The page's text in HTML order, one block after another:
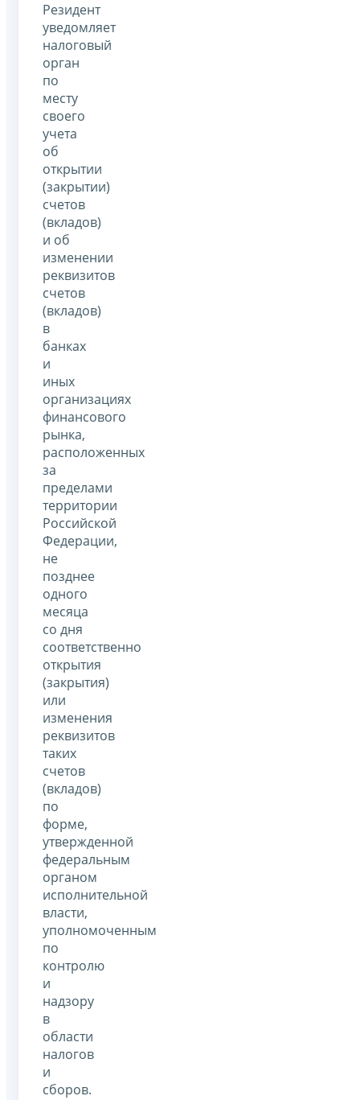
Резидент
уведомляет
налоговый
орган
по
месту
своего
учета
об
открытии
(закрытии)
счетов
(вкладов)
и об
изменении
реквизитов
счетов
(вкладов)
в
банках
и
иных
организациях
финансового
рынка,
расположенных
за
пределами
территории
Российской
Федерации,
не
позднее
одного
месяца
со дня
соответственно
открытия
(закрытия)
или
изменения
реквизитов
таких
счетов
(вкладов)
по
форме,
утвержденной
федеральным
органом
исполнительной
власти,
уполномоченным
по
контролю
и
надзору
в
области
налогов
и
сборов.